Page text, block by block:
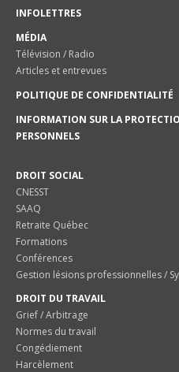
INFOLETTRES
MÉDIA
Télévision / Radio
Articles et entrevues
POLITIQUE DE CONFIDENTIALITÉ
INFORMATION SUR LA
PERSONNELS
DROIT SOCIAL
CNESST
SAAQ
Retraite Québec
Formations
Conférences
Gestion lésions professionnelles /
DROIT DU TRAVAIL
Grief / Arbitrage
Normes du travail
Congédiement
Harcèlement